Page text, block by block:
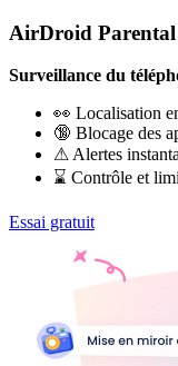
AirDroid
Surveillance du
👀 Localisation
🔞 Blocage des
⚠ Alertes
⌛ Contrôle et
Essai gratuit